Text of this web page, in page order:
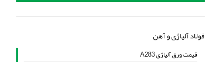
فولاد آلیاژی و آهن
قیمت ورق آلیاژی A283